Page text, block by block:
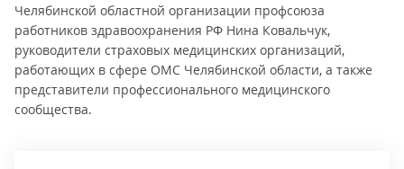
Челябинской областной организации профсоюза
работников здравоохранения РФ Нина Ковальчук,
руководители страховых медицинских организаций,
работающих в сфере ОМС Челябинской области, а также
представители профессионального медицинского
сообщества.